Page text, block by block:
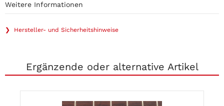
Weitere Informationen
❯ Hersteller- und Sicherheitshinweise
Ergänzende oder alternative Artikel